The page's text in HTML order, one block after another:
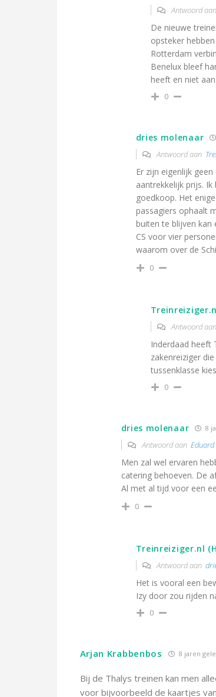
Antwoord aan
De nieuwe
opsteker
Rotterdam
Benelux bleef
heeft en niet
0
dries molenaar
Antwoord aan
Er zijn eigenlijk
aantrekkelijk prijs.
goedkoop. Het
passagiers ophaalt
buiten te blijven kan
CS voor vier
waarom over de
0
Antwoord aan
Inderdaad heeft
zakenreiziger
tussenklasse
0
dries molenaar 8
Antwoord aan Eduard
Men zal wel ervaren
catering behoeven. De
Al met al tijd voor een
0
Treinreiziger.nl
Antwoord aan
Het is vooral een
Izy door zou rijden
0
Arjan Krabbenbos 8 jaren
Bij de Thalys treinen kan men
voor bijvoorbeeld de kaartjes